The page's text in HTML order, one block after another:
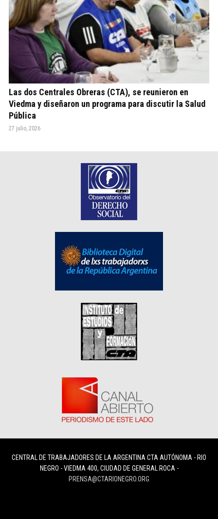
Las dos Centrales Obreras (CTA), se reunieron en
Viedma y diseñaron un programa para discutir la Salud
Pública
27 julio, 2026
CENTRAL DE TRABAJADORES DE LA ARGENTINA CTA AUTÓNOMA - RIO
NEGRO - VIEDMA 400, CIUDAD DE GENERAL ROCA -
PRENSA@CTARIONEGRO.ORG